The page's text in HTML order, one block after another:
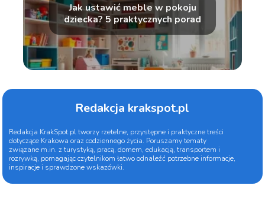
Jak ustawić meble w pokoju
dziecka? 5 praktycznych porad
Redakcja krakspot.pl
Redakcja KrakSpot.pl tworzy rzetelne, przystępne i praktyczne treści
dotyczące Krakowa oraz codziennego życia. Poruszamy tematy
związane m.in. z turystyką, pracą, domem, edukacją, transportem i
rozrywką, pomagając czytelnikom łatwo odnaleźć potrzebne informacje,
inspiracje i sprawdzone wskazówki.